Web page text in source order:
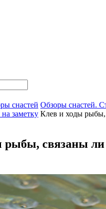
снастей Обзоры снастей.
заметку Клев и ходы рыбы,
рыбы, связаны ли